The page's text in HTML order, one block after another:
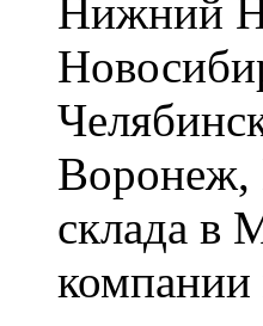
Нижний
Воронеж,
склада в
компании